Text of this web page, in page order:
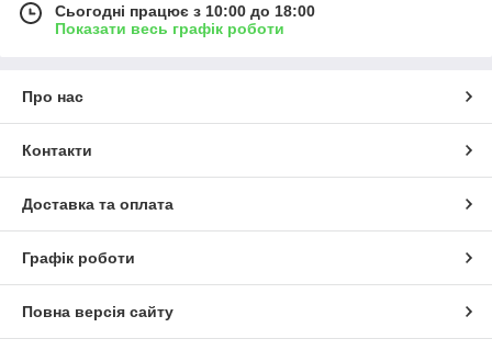
Сьогодні працює з 10:00 до 18:00
Показати весь графік роботи
Про нас
Контакти
Доставка та оплата
Графік роботи
Повна версія сайту